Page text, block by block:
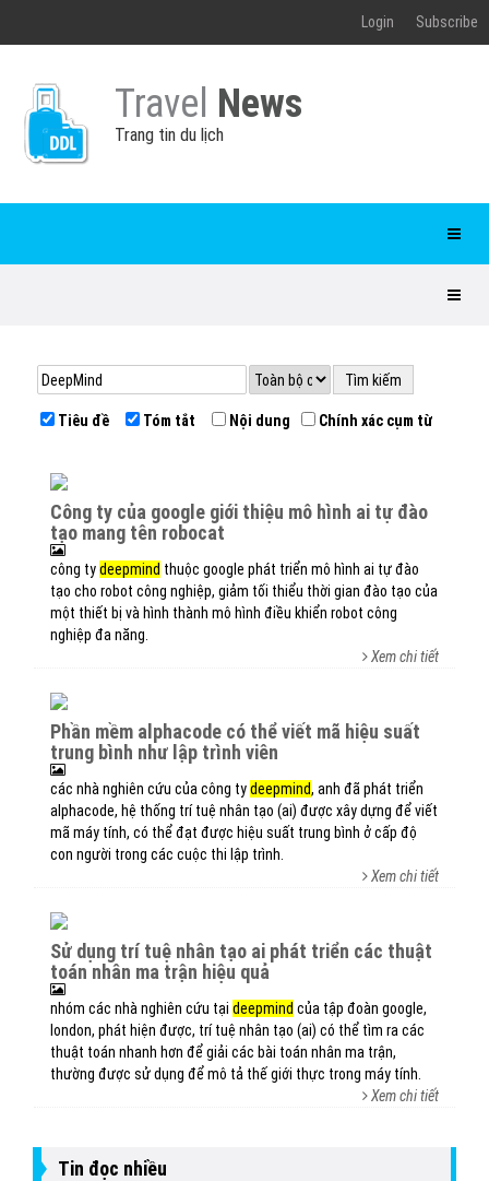
Login Subscribe
Travel News
Trang tin du lịch
Tiêu đề Tóm tắt Nội dung Chính xác cụm từ
công ty của google giới thiệu mô hình ai tự đào
tạo mang tên robocat
công tydeepmind thuộc google phát triển mô hình ai tự đào
tạo cho robot công nghiệp, giảm tối thiểu thời gian đào tạo của
một thiết bị và hình thành mô hình điều khiển robot công
nghiệp đa năng.
Xem chi tiết
phần mềm alphacode có thể viết mã hiệu suất
trung bình như lập trình viên
các nhà nghiên cứu của công tydeepmind, anh đã phát triển
alphacode, hệ thống trí tuệ nhân tạo (ai) được xây dựng để viết
mã máy tính, có thể đạt được hiệu suất trung bình ở cấp độ
con người trong các cuộc thi lập trình.
Xem chi tiết
sử dụng trí tuệ nhân tạo ai phát triển các thuật
toán nhân ma trận hiệu quả
nhóm các nhà nghiên cứu tại deepmind của tập đoàn google,
london, phát hiện được, trí tuệ nhân tạo (ai) có thể tìm ra các
thuật toán nhanh hơn để giải các bài toán nhân ma trận,
thường được sử dụng để mô tả thế giới thực trong máy tính.
Xem chi tiết
Tin đọc nhiều